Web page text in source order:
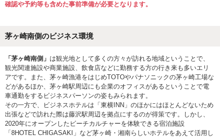
確認や予約等も含めた事前準備が必要となります。
茅ヶ崎南側のビジネス環境
「茅ヶ崎南側」 は観光地として多くの方々が訪れる地域ということで、
観光関連施設や商業施設、飲食店などに勤務する方の行き来も多いエリ
アです。また、茅ヶ崎漁港をはじめTOTOやパナソニックの茅ヶ崎工場な
どがあるほか、茅ヶ崎駅周辺にも企業のオフィスがあるということで電
車通勤をするビジネスパーソンの姿もみられます。
その一方で、ビジネスホテルは「東横INN」のほかにはほとんどないため
出張などで訪れた際は藤沢駅周辺を拠点にするのが得策です。しかし、
2020年にオープンしたビーチカルチャーを体験できる宿泊施設
「8HOTEL CHIGASAKI」など茅ヶ崎・湘南らしいホテルをあえて活用し